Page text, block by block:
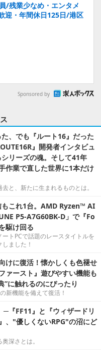
/残業少なめ・エンタメ
迎・年間休日125日/港区
Sponsored by
、でも『ルート16』だった
』開発者インタビュ
リーズの魂。そして41年
作業で直した世界に1本だけ
と、新たに生まれるものとは。
もこれ1台。AMD Ryzen™ AI
P5-A7G60BK-D」で『Fo
駆け回る
トPCで話題のレースタイトルを
ました！
けに復活！懐かしくも色褪せ
ァースト』遊びやすい機能も
”に触れるのにぴったり
新機能を備えて復活！
─『FF11』と『ウィザードリ
、"優しくないRPG"の沼にど
深さとは。